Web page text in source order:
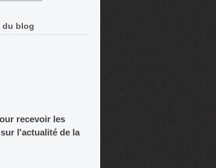
du blog
recevoir les
l'actualité de la